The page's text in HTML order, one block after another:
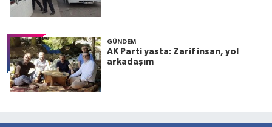
GÜNDEM
AK Parti yasta: Zarif insan, yol
arkadaşım